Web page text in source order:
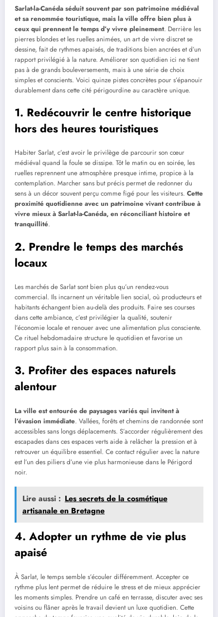
Sarlat-la-Canéda séduit souvent par son patrimoine médiéval
et sa renommée touristique, mais la ville offre bien plus à
ceux qui prennent le temps d’y vivre pleinement. Derrière les
pierres blondes et les ruelles animées, un art de vivre discret se
dessine, fait de rythmes apaisés, de traditions bien ancrées et d’un
rapport privilégié à la nature. Améliorer son quotidien ici ne tient
pas à de grands bouleversements, mais à une série de choix
simples et conscients. Voici quinze pistes concrètes pour s’épanouir
durablement dans cette cité périgourdine au caractère unique.
1. Redécouvrir le centre historique
hors des heures touristiques
Habiter Sarlat, c’est avoir le privilège de parcourir son cœur
médiéval quand la foule se dissipe. Tôt le matin ou en soirée, les
ruelles reprennent une atmosphère presque intime, propice à la
contemplation. Marcher sans but précis permet de redonner du
sens à un décor souvent perçu comme figé pour les visiteurs. Cette
proximité quotidienne avec un patrimoine vivant contribue à
vivre mieux à Sarlat-la-Canéda, en réconciliant histoire et
tranquillité.
2. Prendre le temps des marchés
locaux
Les marchés de Sarlat sont bien plus qu’un rendez-vous
commercial. Ils incarnent un véritable lien social, où producteurs et
habitants échangent bien au-delà des produits. Faire ses courses
dans cette ambiance, c’est privilégier la qualité, soutenir
l’économie locale et renouer avec une alimentation plus consciente.
Ce rituel hebdomadaire structure le quotidien et favorise un
rapport plus sain à la consommation.
3. Profiter des espaces naturels
alentour
La ville est entourée de paysages variés qui invitent à
l’évasion immédiate. Vallées, forêts et chemins de randonnée sont
accessibles sans longs déplacements. S’accorder régulièrement des
escapades dans ces espaces verts aide à relâcher la pression et à
retrouver un équilibre essentiel. Ce contact régulier avec la nature
est l’un des piliers d’une vie plus harmonieuse dans le Périgord
noir.
Lire aussi : Les secrets de la cosmétique
artisanale en Bretagne
4. Adopter un rythme de vie plus
apaisé
À Sarlat, le temps semble s’écouler différemment. Accepter ce
rythme plus lent permet de réduire le stress et de mieux apprécier
les moments simples. Prendre un café en terrasse, discuter avec ses
voisins ou flâner après le travail devient un luxe quotidien. Cette